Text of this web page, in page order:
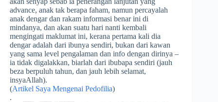
advance, anak tak berapa faham, namun percayalah
anak dengar dan rakam informasi benar ini di
mindanya, dan akan suatu hari nanti kembali
mengingati maklumat ini, kerana pertama kali dia
dengar adalah dari ibunya sendiri, bukan dari kawan
yang sama level pengalaman dan info dengan dirinya –
ia tidak digalakkan, biarlah dari ibubapa sendiri (jauh
beza berpuluh tahun, dan jauh lebih selamat,
insyaAllah).
(Artikel Saya Mengenai Pedofilia)
.